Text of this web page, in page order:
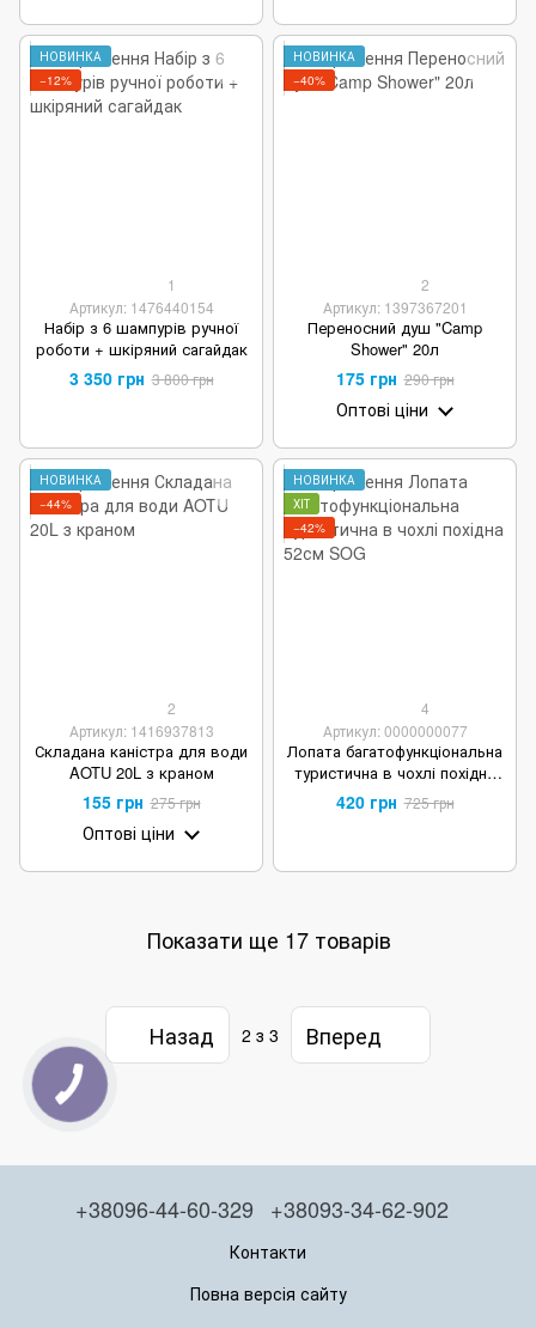
НОВИНКА
−12%
1
Артикул: 1476440154
Набір з 6 шампурів ручної
роботи + шкіряний сагайдак
3 350 грн 3 800 грн
НОВИНКА
−40%
2
Артикул: 1397367201
Переносний душ "Camp
Shower" 20л
175 грн 290 грн
Оптові ціни
НОВИНКА
−44%
2
Артикул: 1416937813
Складана каністра для води
AOTU 20L з краном
155 грн 275 грн
Оптові ціни
НОВИНКА
ХІТ
−42%
4
Артикул: 0000000077
Лопата багатофункціональна
туристична в чохлі похідна
52см SOG
420 грн 725 грн
Показати ще 17 товарів
Назад 2 з 3 Вперед
+38096-44-60-329 +38093-34-62-902
Контакти
Повна версія сайту